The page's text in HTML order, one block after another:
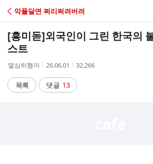
C
A
악플달면 쩌리쩌려버려
[흥미돋]외국인이 그린 한국의
스트
작
자
열심히햄마
작
시
간
26.06.01
조
수
32,266
목록 댓글 13